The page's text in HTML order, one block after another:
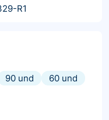
R1
90 und
60 und